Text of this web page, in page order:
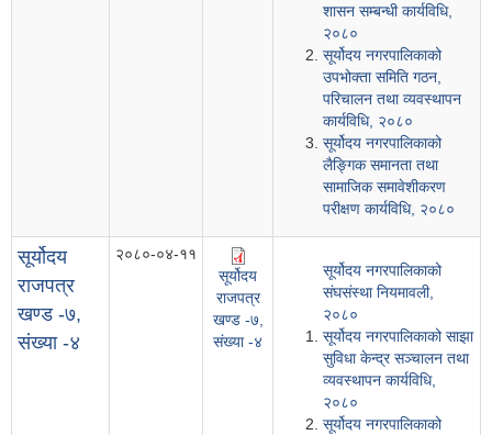
शासन सम्बन्धी कार्यविधि,
२०८०
सूर्योदय नगरपालिकाको
उपभोक्ता समिति गठन,
परिचालन तथा व्यवस्थापन
कार्यविधि, २०८०
सूर्योदय नगरपालिकाको
लैङ्गिक समानता तथा
सामाजिक समावेशीकरण
परीक्षण कार्यविधि, २०८०
सूर्योदय
राजपत्र
खण्ड -७,
संख्या -४
२०८०-०४-११
सूर्योदय
राजपत्र
खण्ड -७,
संख्या -४
सूर्योदय नगरपालिकाको
संघसंस्था नियमावली,
२०८०
सूर्योदय नगरपालिकाको साझा
सुविधा केन्द्र सञ्चालन तथा
व्यवस्थापन कार्यविधि,
२०८०
सूर्योदय नगरपालिकाको